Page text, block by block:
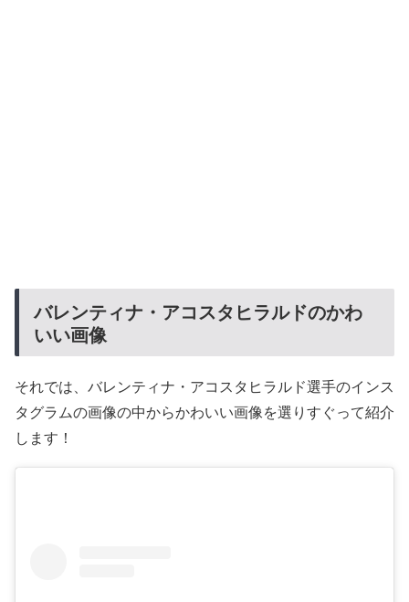
バレンティナ・アコスタヒラルドのかわ
いい画像
それでは、バレンティナ・アコスタヒラルド選手のインス
タグラムの画像の中からかわいい画像を選りすぐって紹介
します！